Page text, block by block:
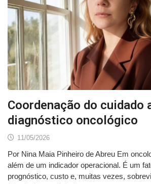
Coordenação do cuidado
diagnóstico oncológico
11/05/2026
Por Nina Maia Pinheiro de Abreu Em
além de um indicador operacional. É um
prognóstico, custo e, muitas vezes,